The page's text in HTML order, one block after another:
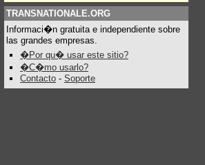
TRANSNATIONALE.ORG
Informaci�n gratuita e independiente sobre
las grandes empresas.
�Por qu� usar este sitio?
�C�mo usarlo?
Contacto - Soporte